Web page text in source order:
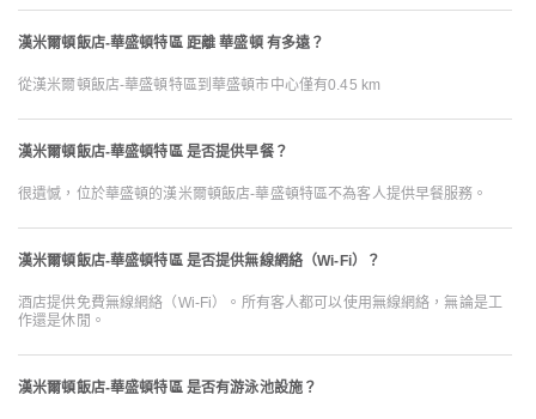
漢米爾頓飯店-華盛頓特區 距離 華盛頓 有多遠？
從漢米爾頓飯店-華盛頓特區到華盛頓市中心僅有0.45 km
漢米爾頓飯店-華盛頓特區 是否提供早餐？
很遺憾，位於華盛頓的漢米爾頓飯店-華盛頓特區不為客人提供早餐服務。
漢米爾頓飯店-華盛頓特區 是否提供無線網絡（Wi-Fi）？
酒店提供免費無線網絡（Wi-Fi）。所有客人都可以使用無線網絡，無論是工
作還是休閒。
漢米爾頓飯店-華盛頓特區 是否有游泳池設施？